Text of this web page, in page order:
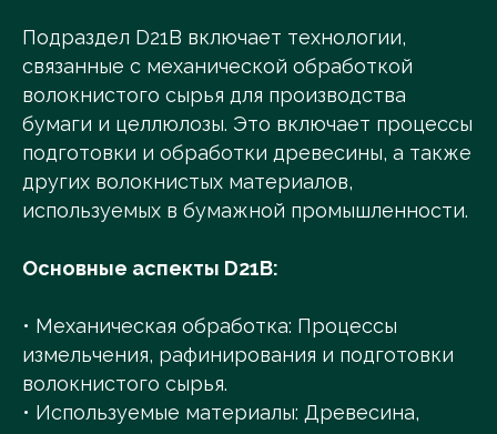
Подраздел D21B включает технологии,
связанные с механической обработкой
волокнистого сырья для производства
бумаги и целлюлозы. Это включает процессы
подготовки и обработки древесины, а также
других волокнистых материалов,
используемых в бумажной промышленности.
Основные аспекты D21B:
• Механическая обработка: Процессы
измельчения, рафинирования и подготовки
волокнистого сырья.
• Используемые материалы: Древесина,